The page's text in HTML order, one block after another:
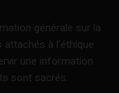
générale sur la
à l’éthique
une information
sont sacrés.